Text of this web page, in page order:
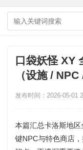
口袋妖怪 XY
（设施 / NPC
发布时间：2026-05-01
本篇汇总卡洛斯地区
键NPC与特色商店